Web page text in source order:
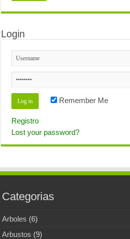
Login
Remember Me
Registro
Lost your password?
Categorias
Arboles (6)
Arbustos (9)